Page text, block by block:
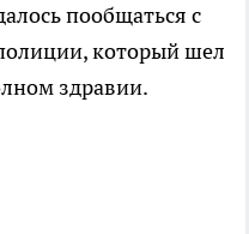
пообщаться с
который шел
здравии.